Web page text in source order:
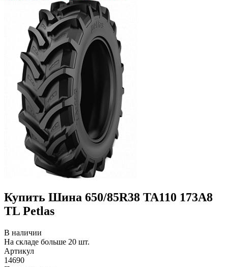
Купить Шина 650/85R38 TA110 173A8
TL Petlas
В наличии
На складе больше 20 шт.
Артикул
14690